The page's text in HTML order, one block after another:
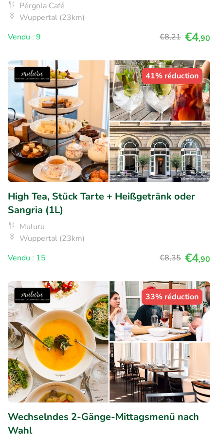
Pérgola Café
Wuppertal (23km)
Vendu : 9
€8,21 €4,90
41% réduction
High Tea, Stück Tarte + Heißgetränk oder
Sangria (1L)
Muluru
Wuppertal (23km)
Vendu : 15
€8,35 €4,90
33% réduction
Wechselndes 2-Gänge-Mittagsmenü nach
Wahl